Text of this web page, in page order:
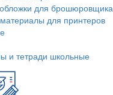
для брошюровщика
для принтеров
и тетради школьные